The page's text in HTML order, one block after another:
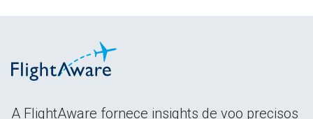
A FlightAware fornece insights de voo precisos